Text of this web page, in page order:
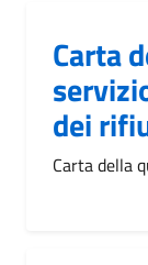
Carta
dei
Carta della